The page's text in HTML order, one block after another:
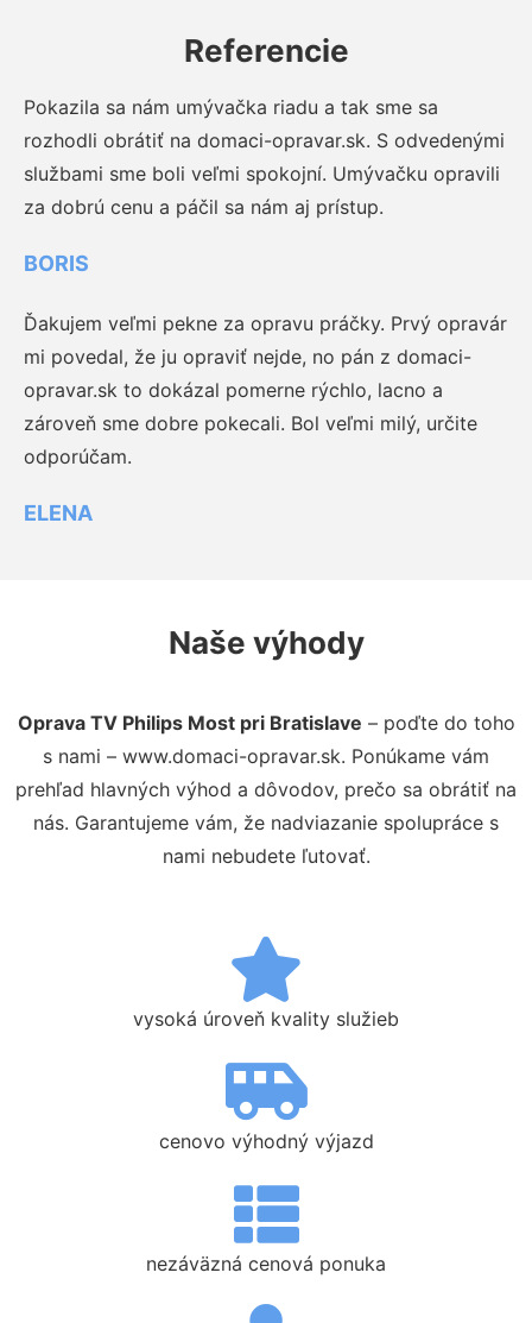
Referencie
Pokazila sa nám umývačka riadu a tak sme sa
rozhodli obrátiť na domaci-opravar.sk. S odvedenými
službami sme boli veľmi spokojní. Umývačku opravili
za dobrú cenu a páčil sa nám aj prístup.
BORIS
Ďakujem veľmi pekne za opravu práčky. Prvý opravár
mi povedal, že ju opraviť nejde, no pán z domaci-
opravar.sk to dokázal pomerne rýchlo, lacno a
zároveň sme dobre pokecali. Bol veľmi milý, určite
odporúčam.
ELENA
Naše výhody
Oprava TV Philips Most pri Bratislave – poďte do toho
s nami – www.domaci-opravar.sk. Ponúkame vám
prehľad hlavných výhod a dôvodov, prečo sa obrátiť na
nás. Garantujeme vám, že nadviazanie spolupráce s
nami nebudete ľutovať.
vysoká úroveň kvality služieb
cenovo výhodný výjazd
nezáväzná cenová ponuka